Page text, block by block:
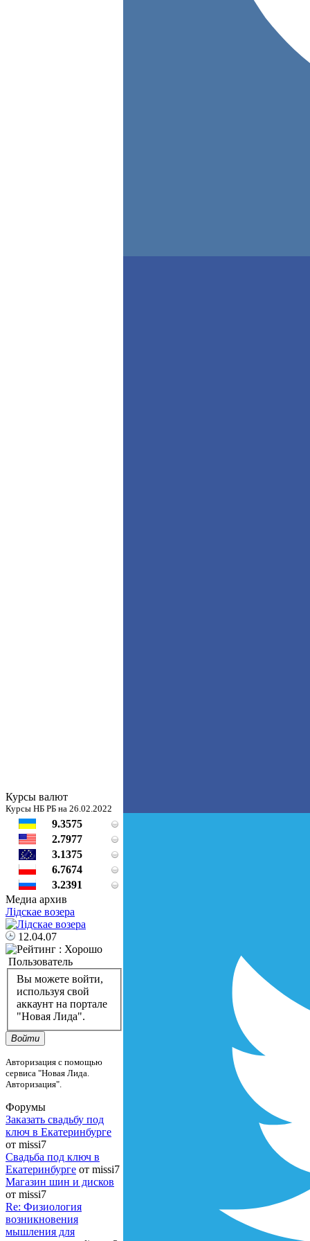
Курсы валют
Курсы НБ РБ на 26.02.2022
9.3575
2.7977
3.1375
6.7674
3.2391
Медиа архив
Лідскае возера
12.04.07
Пользователь
Вы можете войти,
используя свой
аккаунт на портале
"Новая Лида".
Войти
Авторизация с помощью
сервиса "Новая Лида.
Авторизация".
Форумы
Заказать свадьбу под
ключ в Екатеринбурге
от missi7
Cвадьба под ключ в
Екатеринбурге от missi7
Магазин шин и дисков
от missi7
Re: Физиология
возникновения
мышления для